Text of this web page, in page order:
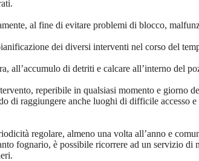
al fine di evitare problemi di blocco,
dei diversi interventi nel corso del
all’accumulo di detriti e calcare all’interno del
reperibile in qualsiasi momento e giorno
raggiungere anche luoghi di difficile accesso
regolare, almeno una volta all’anno e
fognario, è possibile ricorrere ad un servizio di